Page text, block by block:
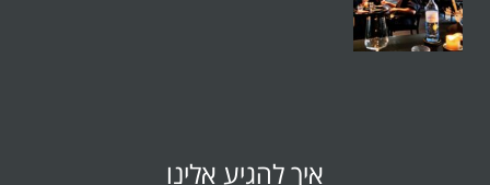
איך להגיע אלינו